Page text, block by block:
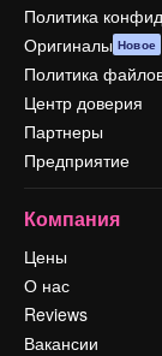
Политика
Оригиналы Новое
Политика
Центр доверия
Партнеры
Предприятие
Компания
Цены
О нас
Reviews
Вакансии